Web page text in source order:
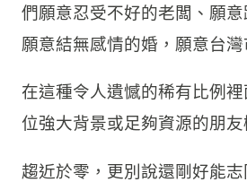
們願意忍受不好的老闆、願意
願意結無感情的婚，願意台灣
在這種令人遺憾的稀有比例
位強大背景或足夠資源的朋友
趨近於零，更別說還剛好能